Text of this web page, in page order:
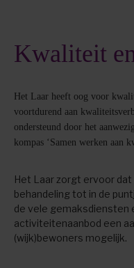
Kwaliteit
Het Laar heeft oog voor
voortdurend aan
ondersteund door het
kompas ‘Samen werken aan
Het Laar zorgt ervoor
behandeling tot in de
de vele gemaksdiensten
activiteitenaanbod een
(wijk)bewoners mogelijk.